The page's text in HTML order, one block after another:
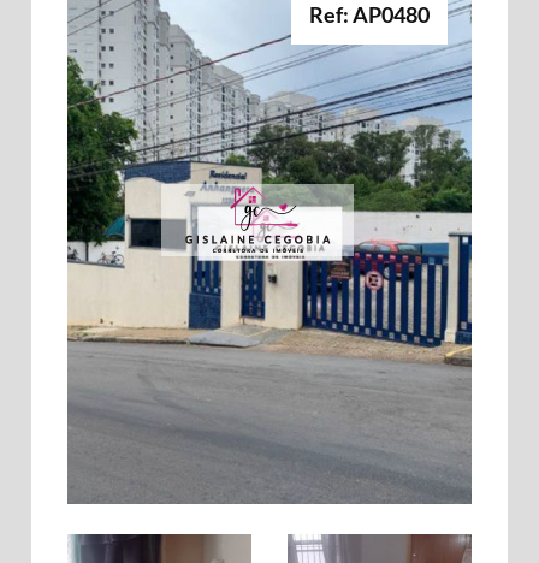
Ref: AP0480